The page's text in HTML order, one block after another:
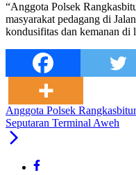
“Anggota Polsek
masyarakat pedagang di
kondusifitas dan kemanan di
Anggota Polsek
Seputaran Terminal Aweh